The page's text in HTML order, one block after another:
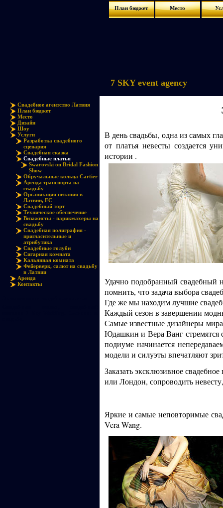
План бюджет Место
Свадебное агентство Латвия
План бюджет
Место
Дизайн
Шоу
Услуги
Разработка свадебного
сценария
Свадебная сказка
Свадебные платья
Swarovski on Bridal Fashion
Show
Обручальные кольца Cartier
Аренда транспорта на
свадьбу
Организация питания в
Латвии, ЕС
Свадебный торт
Техническое обеспечение
Визажисты - парикмахеры на
свадьбу
Свадебная полиграфия -
пригласительные и
атрибутика
Свадебные голуби
Сигарная комната
Кальянная комната
Фейерверк, салют на свадьбу
в Латвии
Аренда
Контакты
7 SKY event agency
В день свадьбы, одна из самых
от платья невесты создается
истории .
Удачно подобранный свадебный
помнить, что задача выбора
Где же мы находим лучшие
Каждый сезон в завершении
Самые известные дизайнеры
Юдашкин и Вера Ванг стремятся
подиуме начинается
модели и силуэты впечатляют
Заказать эксклюзивное
или Лондон, сопроводить
Яркие и самые неповторимые
Vera Wang.